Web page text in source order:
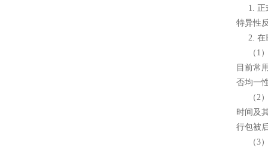
1. 正
特异性
2. 在
（1）
目前常
否均一
（2）
时间及
行包被
（3）